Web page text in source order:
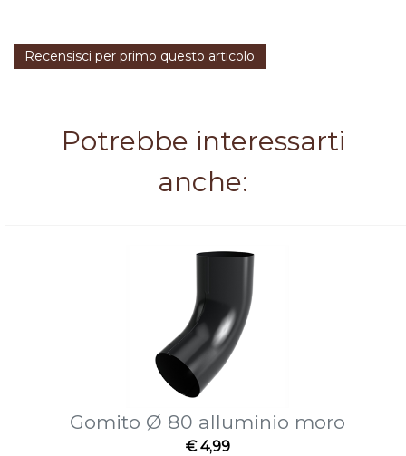
Recensisci per primo questo articolo
Potrebbe interessarti
anche:
Gomito Ø 80 alluminio moro
€ 4,99